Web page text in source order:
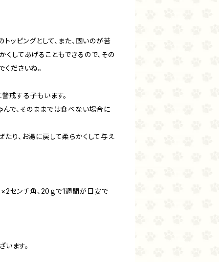
トッピングとして、また、固いのが苦
してあげることもできるので、その
ださいね。
戒する子もいます。
で、そのままでは食べない場合に
り、お湯に戻して柔らかくして与え
センチ角、20ｇで1週間が目安で
ます。